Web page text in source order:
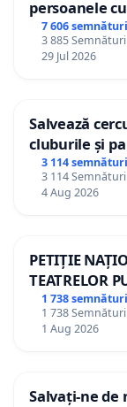
persoanele
7 606 semnături
3 885
29 Jul 2026
Salvează
cluburile și
3 114 semnături
3 114
4 Aug 2026
PETIȚIE
TEATRELOR
ROMÂNIA
1 738 semnături
1 738
1 Aug 2026
Salvați-ne de